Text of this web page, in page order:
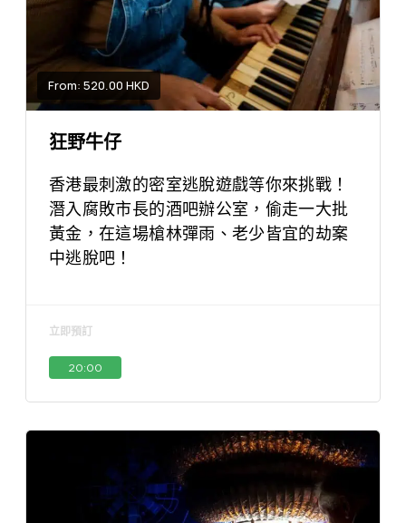
From: 520.00 HKD
狂野牛仔
香港最刺激的密室逃脫遊戲等你來挑戰！
潛入腐敗市長的酒吧辦公室，偷走一大批
黃金，在這場槍林彈雨、老少皆宜的劫案
中逃脫吧！
立即預訂
20:00